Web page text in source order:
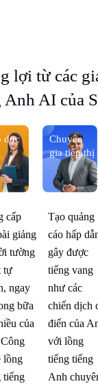
lợi từ các
AI của
dục
cấp
giảng
tường
tự
ngay
bữa
của
lồng
tiếng
Chuyên
gia tiếp thị
Tạo quảng
cáo hấp
gây được
tiếng vang
như các
chiến dịch
điển của
với lồng
tiếng tiếng
Anh